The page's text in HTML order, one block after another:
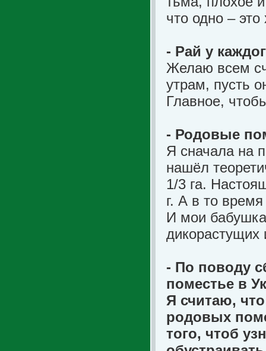
что одно –
- Рай у
Желаю всем
утрам, пусть
Главное,
- Родовые
Я сначала на
нашёл
1/3 га.
г. А в то
И мои
- По поводу
поместье в
Я считаю,
родовых
того, чтоб